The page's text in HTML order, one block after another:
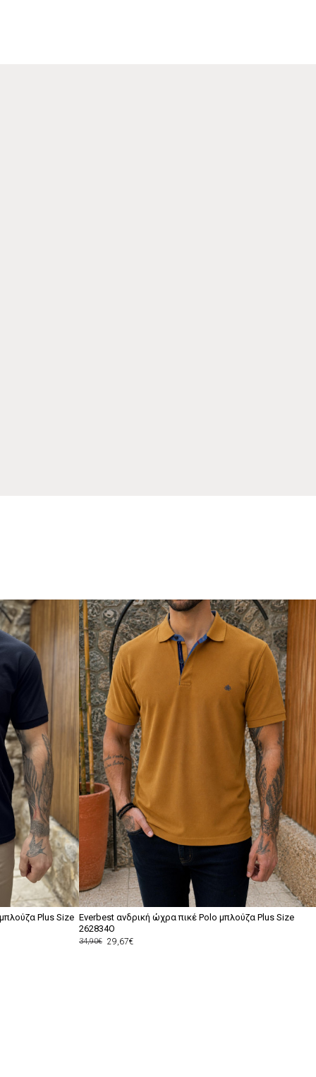
Plus Size Everbest ανδρική ώχρα πικέ Polo μπλούζα Plus Size
262834O
29,67€
34,90€